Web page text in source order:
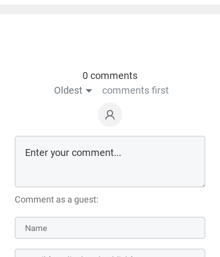
0 comments
Oldest
comments first
Comment as a guest: